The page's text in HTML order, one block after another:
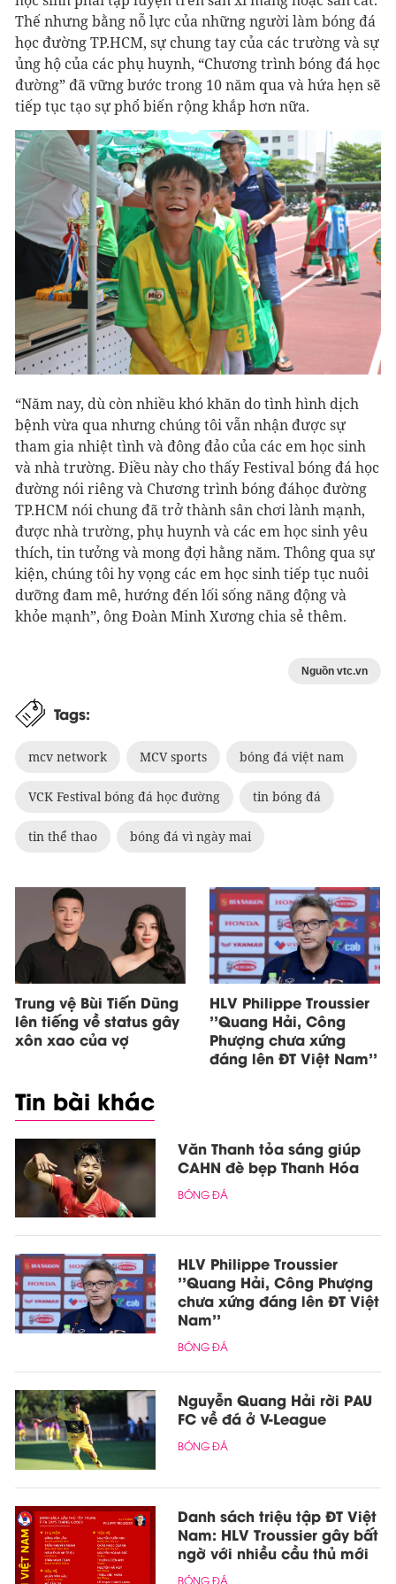
Thế nhưng bằng nỗ lực của những người làm bóng đá
học đường TP.HCM, sự chung tay của các trường và sự
ủng hộ của các phụ huynh, “Chương trình bóng đá học
đường” đã vững bước trong 10 năm qua và hứa hẹn sẽ
tiếp tục tạo sự phổ biến rộng khắp hơn nữa.
“Năm nay, dù còn nhiều khó khăn do tình hình dịch
bệnh vừa qua nhưng chúng tôi vẫn nhận được sự
tham gia nhiệt tình và đông đảo của các em học sinh
và nhà trường. Điều này cho thấy Festival bóng đá học
đường nói riêng và Chương trình bóng đáhọc đường
TP.HCM nói chung đã trở thành sân chơi lành mạnh,
được nhà trường, phụ huynh và các em học sinh yêu
thích, tin tưởng và mong đợi hằng năm. Thông qua sự
kiện, chúng tôi hy vọng các em học sinh tiếp tục nuôi
dưỡng đam mê, hướng đến lối sống năng động và
khỏe mạnh”, ông Đoàn Minh Xương chia sẻ thêm.
Nguồn vtc.vn
Tags:
mcv network MCV sports bóng đá việt nam
VCK Festival bóng đá học đường tin bóng đá
tin thể thao bóng đá vì ngày mai
Trung vệ Bùi Tiến Dũng
lên tiếng về status gây
xôn xao của vợ
HLV Philippe Troussier
''Quang Hải, Công
Phượng chưa xứng
đáng lên ĐT Việt Nam''
Tin bài khác
Văn Thanh tỏa sáng giúp
CAHN đè bẹp Thanh Hóa
BÓNG ĐÁ
HLV Philippe Troussier
''Quang Hải, Công Phượng
chưa xứng đáng lên ĐT Việt
Nam''
BÓNG ĐÁ
Nguyễn Quang Hải rời PAU
FC về đá ở V-League
BÓNG ĐÁ
Danh sách triệu tập ĐT Việt
Nam: HLV Troussier gây bất
ngờ với nhiều cầu thủ mới
BÓNG ĐÁ